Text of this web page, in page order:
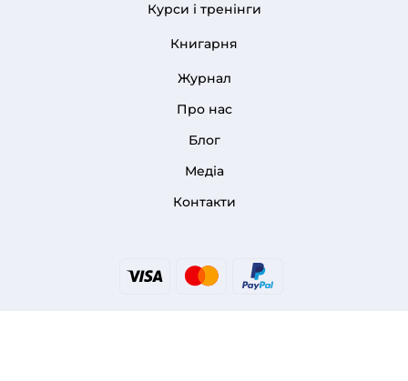
Курси і тренінги
Книгарня
Журнал
Про нас
Блог
Медіа
Контакти